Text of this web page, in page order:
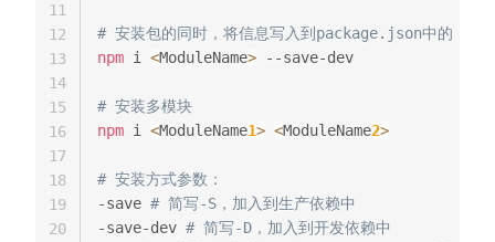
# 安装包的同时，将信息写入到package.json中的
npm i <ModuleName> --save-dev
# 安装多模块
npm i <ModuleName1> <ModuleName2>
# 安装方式参数：
-save # 简写-S，加入到生产依赖中
-save-dev # 简写-D，加入到开发依赖中
11
12
13
14
15
16
17
18
19
20